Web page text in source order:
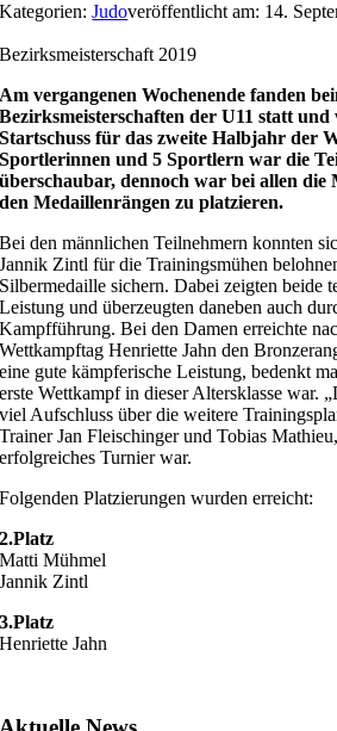
Kategorien:Judoveröffentlicht am: 14.
Bezirksmeisterschaft 2019
Am vergangenen Wochenende fanden
Bezirksmeisterschaften der U11 statt
Startschuss für das zweite Halbjahr der
Sportlerinnen und 5 Sportlern war die
überschaubar, dennoch war bei allen
den Medaillenrängen zu platzieren.
Bei den männlichen Teilnehmern konnten
Jannik Zintl für die Trainingsmühen
Silbermedaille sichern. Dabei zeigten beide
Leistung und überzeugten daneben auch
Kampfführung. Bei den Damen erreichte
Wettkampftag Henriette Jahn den
eine gute kämpferische Leistung, bedenkt
erste Wettkampf in dieser Altersklasse war.
viel Aufschluss über die weitere
Trainer Jan Fleischinger und Tobias
erfolgreiches Turnier war.
Folgenden Platzierungen wurden erreicht:
2.Platz
Matti Mühmel
Jannik Zintl
3.Platz
Henriette Jahn